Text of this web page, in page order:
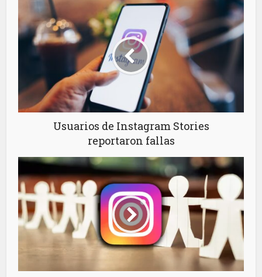
Usuarios de Instagram Stories
reportaron fallas